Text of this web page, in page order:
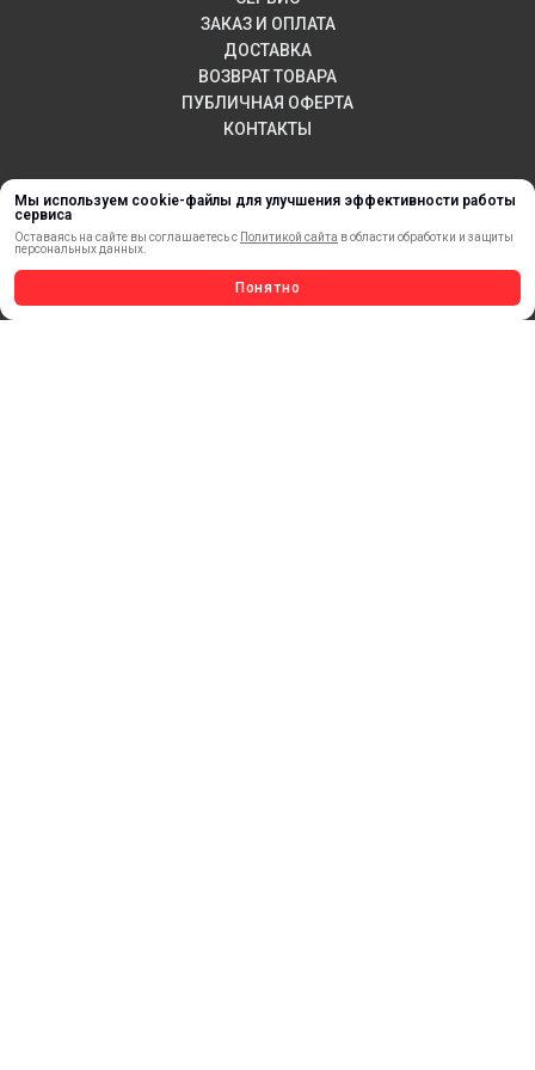
Мы используем cookie-файлы для улучшения эффективности работы
сервиса
Оставаясь на сайте вы соглашаетесь с Политикой сайта в области обработки и защиты
персональных данных.
Понятно
ЗАКАЗ И ОПЛАТА
ДОСТАВКА
ВОЗВРАТ ТОВАРА
ПУБЛИЧНАЯ ОФЕРТА
КОНТАКТЫ
НОВИНКИ
АКЦИИ И РАСПРОДАЖА
ТЕРМОПЕРЕНОС
МАТЕРИАЛЫ ДЛЯ ПЕЧАТИ